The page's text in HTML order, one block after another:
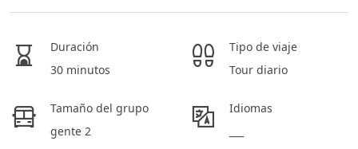
Duración
30 minutos
Tipo de viaje
Tour diario
Tamaño del grupo
gente 2
Idiomas